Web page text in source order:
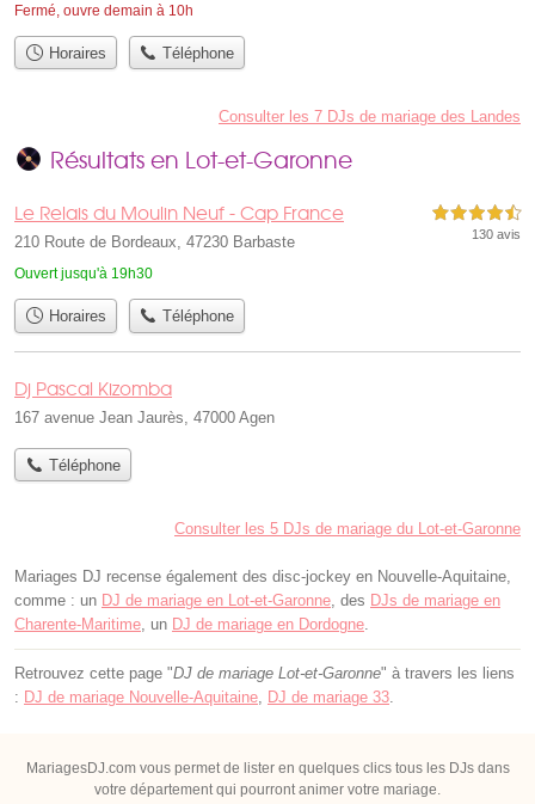
Fermé, ouvre demain à 10h
Horaires Téléphone
Consulter les 7 DJs de mariage des Landes
Résultats en Lot-et-Garonne
Le Relais du Moulin Neuf - Cap France
210 Route de Bordeaux, 47230 Barbaste
Ouvert jusqu'à 19h30
4,5 étoiles sur 5
130 avis
Horaires Téléphone
Dj Pascal Kizomba
167 avenue Jean Jaurès, 47000 Agen
Téléphone
Consulter les 5 DJs de mariage du Lot-et-Garonne
Mariages DJ recense également des disc-jockey en Nouvelle-Aquitaine,
comme : un DJ de mariage en Lot-et-Garonne , des DJs de mariage en
Charente-Maritime , un DJ de mariage en Dordogne
Retrouvez cette page "DJ de mariage Lot-et-Garonne" à travers les liens
: DJ de mariage Nouvelle-Aquitaine DJ de mariage 33
MariagesDJ.com vous permet de lister en quelques clics tous les DJs dans
votre département qui pourront animer votre mariage.